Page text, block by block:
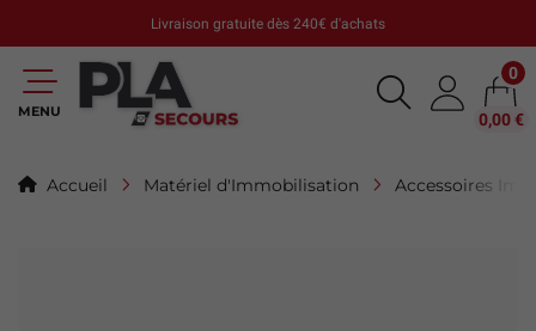
Livraison gratuite dès 240€ d'achats
MENU
0
0,00 €
Accueil Matériel d'Immobilisation Accessoires